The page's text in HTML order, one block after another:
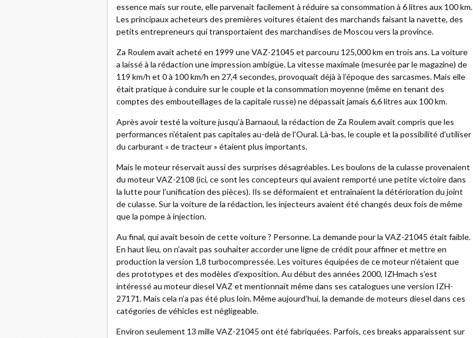
essence mais sur route, elle parvenait facilement à réduire sa consommation à 6 litres aux 100 km.
Les principaux acheteurs des premières voitures étaient des marchands faisant la navette, des
petits entrepreneurs qui transportaient des marchandises de Moscou vers la province.
Za Roulem avait acheté en 1999 une VAZ-21045 et parcouru 125,000 km en trois ans. La voiture
a laissé à la rédaction une impression ambigüe. La vitesse maximale (mesurée par le magazine) de
119 km/h et 0 à 100 km/h en 27,4 secondes, provoquait déjà à l’époque des sarcasmes. Mais elle
était pratique à conduire sur le couple et la consommation moyenne (même en tenant des
comptes des embouteillages de la capitale russe) ne dépassait jamais 6,6 litres aux 100 km.
Après avoir testé la voiture jusqu’à Barnaoul, la rédaction de Za Roulem avait compris que les
performances n’étaient pas capitales au-delà de l’Oural. Là-bas, le couple et la possibilité d’utiliser
du carburant « de tracteur » étaient plus importants.
Mais le moteur réservait aussi des surprises désagréables. Les boulons de la culasse provenaient
du moteur VAZ-2108 (ici, ce sont les concepteurs qui avaient remporté une petite victoire dans
la lutte pour l’unification des pièces). Ils se déformaient et entraînaient la détérioration du joint
de culasse. Sur la voiture de la rédaction, les injecteurs avaient été changés deux fois de même
que la pompe à injection.
Au final, qui avait besoin de cette voiture ? Personne. La demande pour la VAZ-21045 était faible.
En haut lieu, on n’avait pas souhaiter accorder une ligne de crédit pour affiner et mettre en
production la version 1,8 turbocompressée. Les voitures équipées de ce moteur n’étaient que
des prototypes et des modèles d’exposition. Au début des années 2000, IZHmach s’est
intéressé au moteur diesel VAZ et mentionnait même dans ses catalogues une version IZH-
27171. Mais cela n’a pas été plus loin. Même aujourd’hui, la demande de moteurs diesel dans ces
catégories de véhicles est négligeable.
Environ seulement 13 mille VAZ-21045 ont été fabriquées. Parfois, ces breaks apparaissent sur